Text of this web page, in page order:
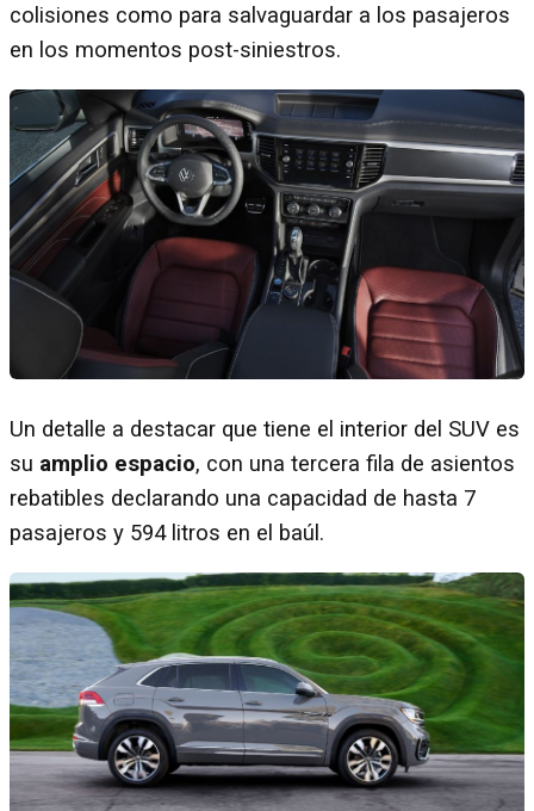
colisiones como para salvaguardar a los pasajeros
en los momentos post-siniestros.
Un detalle a destacar que tiene el interior del SUV es
su amplio espacio, con una tercera fila de asientos
rebatibles declarando una capacidad de hasta 7
pasajeros y 594 litros en el baúl.